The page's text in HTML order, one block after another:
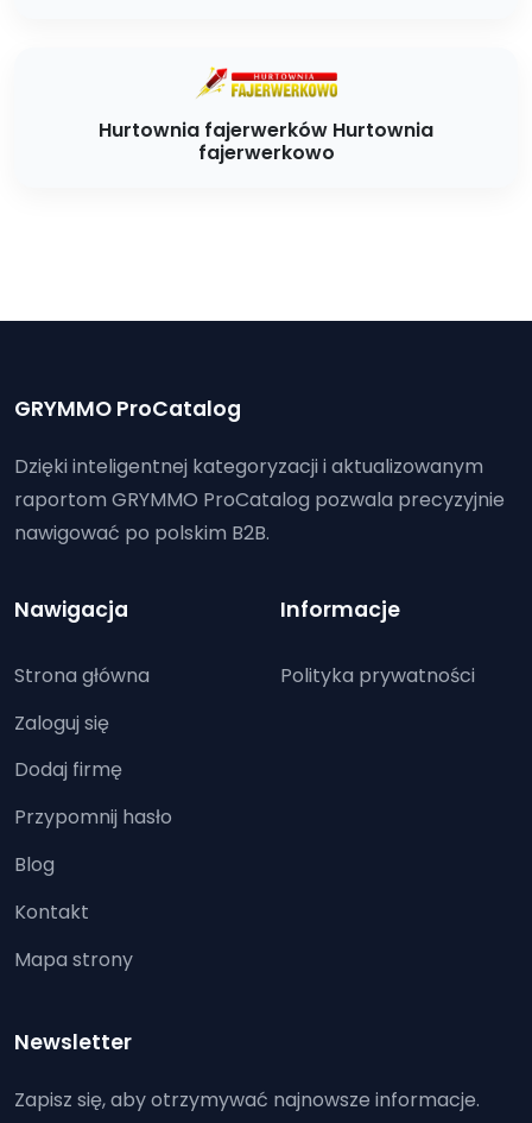
Hurtownia fajerwerków Hurtownia
fajerwerkowo
GRYMMO ProCatalog
Dzięki inteligentnej kategoryzacji i aktualizowanym
raportom GRYMMO ProCatalog pozwala precyzyjnie
nawigować po polskim B2B.
Nawigacja
Strona główna
Zaloguj się
Dodaj firmę
Przypomnij hasło
Blog
Kontakt
Mapa strony
Informacje
Polityka prywatności
Newsletter
Zapisz się, aby otrzymywać najnowsze informacje.